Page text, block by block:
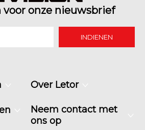
voor onze nieuwsbrief
INDIENEN
Over Letor
Neem contact met
ons op